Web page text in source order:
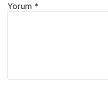
Yorum *